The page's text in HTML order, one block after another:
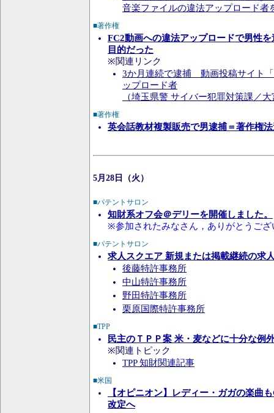
音楽ファイルの違法アップロード者
■著作権
FC2動画への違法アップロードで男性
目的だった
※関連リンク
3か月連続で逮捕 動画投稿サイト
ップロード者
（埼玉県警 サイバー犯罪対策課／
■著作権
英会話教材複製販売で男逮捕＝著作権
5月28日（火）
■パテントサロン
知財系オフ会＠デリーを開催しました。
※参加されたみなさん，ありがとうござ
■パテントサロン
求人スクエア 新規または掲載継続の求
後藤特許事務所
中山特許事務所
野田特許事務所
栗原国際特許事務所
■TPP
民主のＴＰＰ案 米・麦などに十分な例
※関連トピック
TPP 知財関連記事
■米国
【オピニオン】レディー・ガガの楽曲
改定へ